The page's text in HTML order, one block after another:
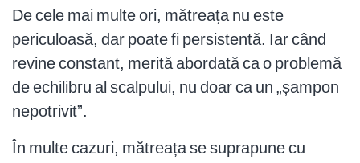
De cele mai multe ori, mătreața nu este
periculoasă, dar poate fi persistentă. Iar când
revine constant, merită abordată ca o problemă
de echilibru al scalpului, nu doar ca un „șampon
nepotrivit”.
În multe cazuri, mătreața se suprapune cu